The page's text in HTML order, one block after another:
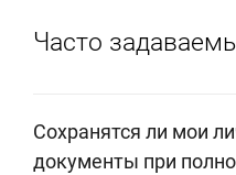
Часто
Сохранятся ли мои
документы при